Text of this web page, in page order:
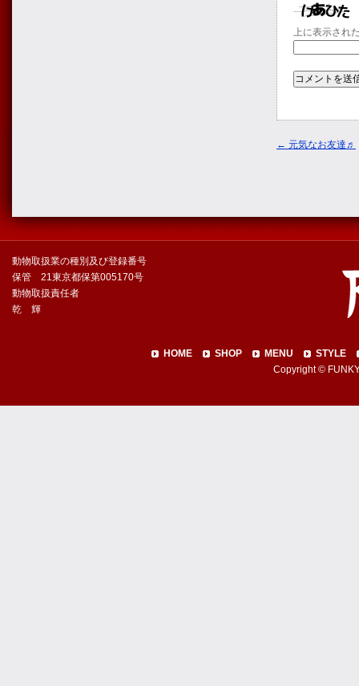
上に表示され
← 元気なお友達♬
動物取扱業の種別及び登録番号
保管 21東京都保第005170号
動物取扱責任者
乾 輝
HOME SHOP MENU
STYLE
Copyright ©